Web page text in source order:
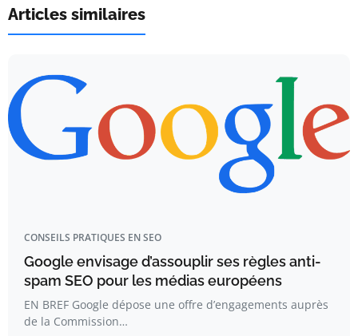
Articles similaires
CONSEILS PRATIQUES EN SEO
Google envisage d’assouplir ses règles anti-
spam SEO pour les médias européens
EN BREF Google dépose une offre d’engagements auprès
de la Commission…